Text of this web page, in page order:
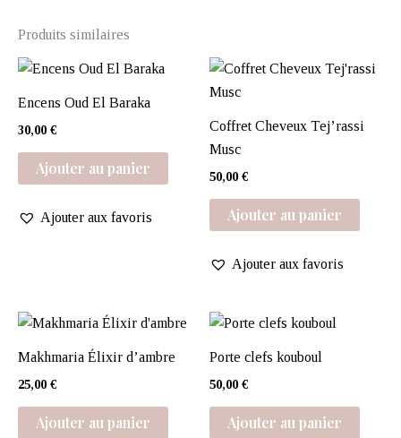
Produits similaires
Encens Oud El Baraka
30,00 €
Ajouter au panier
Ajouter aux favoris
Coffret Cheveux Tej’rassi
Musc
50,00 €
Ajouter au panier
Ajouter aux favoris
Makhmaria Élixir d’ambre
25,00 €
Ajouter au panier
Porte clefs kouboul
50,00 €
Ajouter au panier